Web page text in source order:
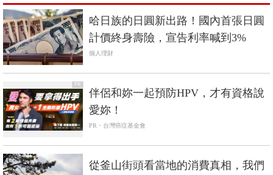
哈日族的日圓新出路！國內首張日圓
計價終身壽險，宣告利率喊到3%
個人理財
PR
伴侶和妳一起預防HPV，才有資格說
愛妳！
PR・台灣癌症基金會
從釜山街頭看當地的消費真相，我們